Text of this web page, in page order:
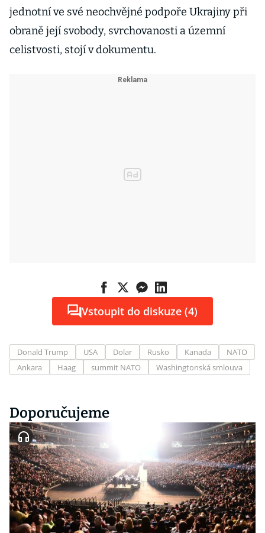
jednotní ve své neochvějné podpoře Ukrajiny při
obraně její svobody, svrchovanosti a územní
celistvosti, stojí v dokumentu.
Vstoupit do diskuze (4)
Donald Trump USA Dolar Rusko Kanada
NATO
Ankara
Haag summit NATO Washingtonská smlouva
Doporučujeme